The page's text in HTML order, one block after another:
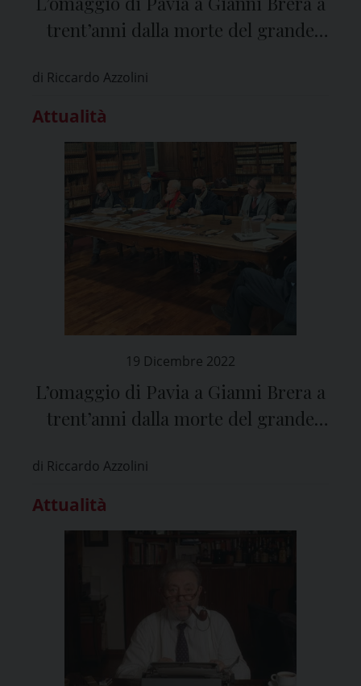
trent’anni dalla morte del grande
di Riccardo Azzolini
Attualità
19 Dicembre 2022
L’omaggio di Pavia a Gianni Brera a
trent’anni dalla morte del grande
di Riccardo Azzolini
Attualità